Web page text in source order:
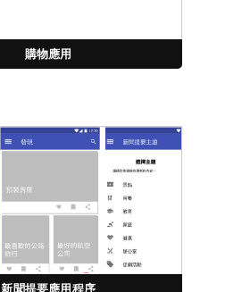
購物應用
新聞提要應用程序